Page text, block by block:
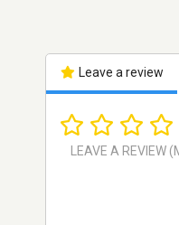
Leave a review